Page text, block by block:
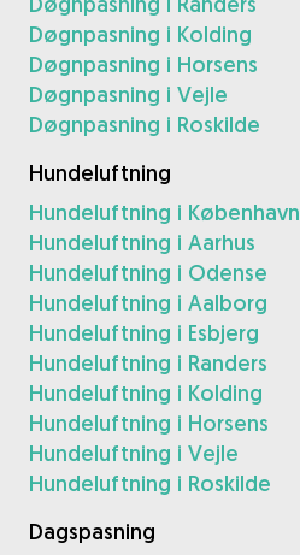
Døgnpasning i Kolding
Døgnpasning i Horsens
Døgnpasning i Vejle
Døgnpasning i Roskilde
Hundeluftning
Hundeluftning i København
Hundeluftning i Aarhus
Hundeluftning i Odense
Hundeluftning i Aalborg
Hundeluftning i Esbjerg
Hundeluftning i Randers
Hundeluftning i Kolding
Hundeluftning i Horsens
Hundeluftning i Vejle
Hundeluftning i Roskilde
Dagspasning